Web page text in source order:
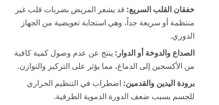
خفقان القلب السريع: قد يشعر المريض بضربات قلب غير
منتظمة أو سريعة جداً، وهي استجابة تعويضية من الجهاز
الدوري.
الصداع والدوخة أو الدوار: ينتج عن عدم وصول كمية كافية
من الأكسجين إلى الدماغ، مما يؤثر على التركيز والتوازن.
برودة اليدين والقدمين: اضطراب في التنظيم الحراري
للجسم بسبب ضعف الدورة الدموية الطرفية.